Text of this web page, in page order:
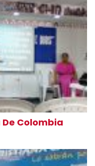
Colombia